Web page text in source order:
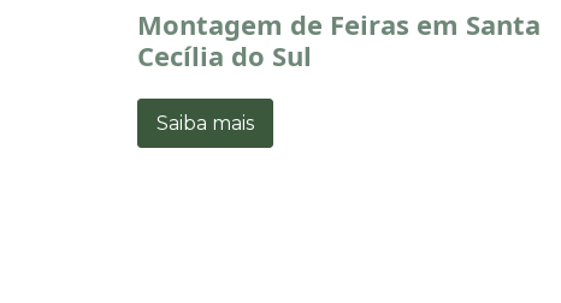
Montagem de Feiras em Santa
Cecília do Sul
Saiba mais